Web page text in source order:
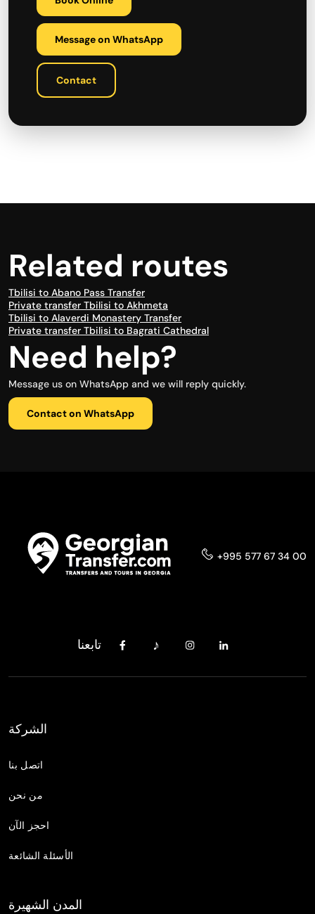
Message on WhatsApp
Contact
Related routes
Tbilisi to Abano Pass Transfer
Private transfer Tbilisi to Akhmeta
Tbilisi to Alaverdi Monastery Transfer
Private transfer Tbilisi to Bagrati Cathedral
Need help?
Message us on WhatsApp and we will reply quickly.
Contact on WhatsApp
+995 577 67 34 00
تابعنا
الشركة
اتصل بنا
من نحن
احجز الآن
الأسئلة الشائعة
المدن الشهيرة